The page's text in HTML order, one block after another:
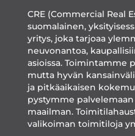
CRE (Commercial Real
suomalainen,
yritys, joka tarjoaa
neuvonantoa,
asioissa. Toimintamme
mutta hyvän
ja pitkäaikaisen
pystymme
maailman.
valikoiman toimitiloja